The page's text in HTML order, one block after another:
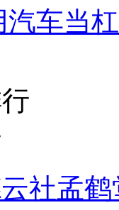
车当
云社孟